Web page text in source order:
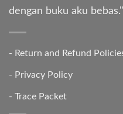
dengan buku aku bebas."
- Return and Refund
- Privacy Policy
- Trace Packet